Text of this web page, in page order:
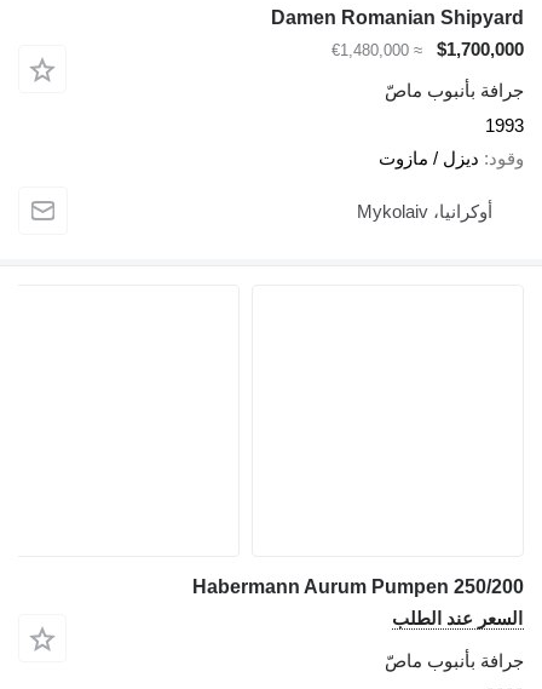
Damen Romanian Shipyard
$1,700,000
≈ €1,480,000
جرافة بأنبوب ماصّ
1993
وقود ديزل / مازوت
أوكرانيا، Mykolaiv
Habermann Aurum Pumpen 250/200
السعر عند الطلب
جرافة بأنبوب ماصّ